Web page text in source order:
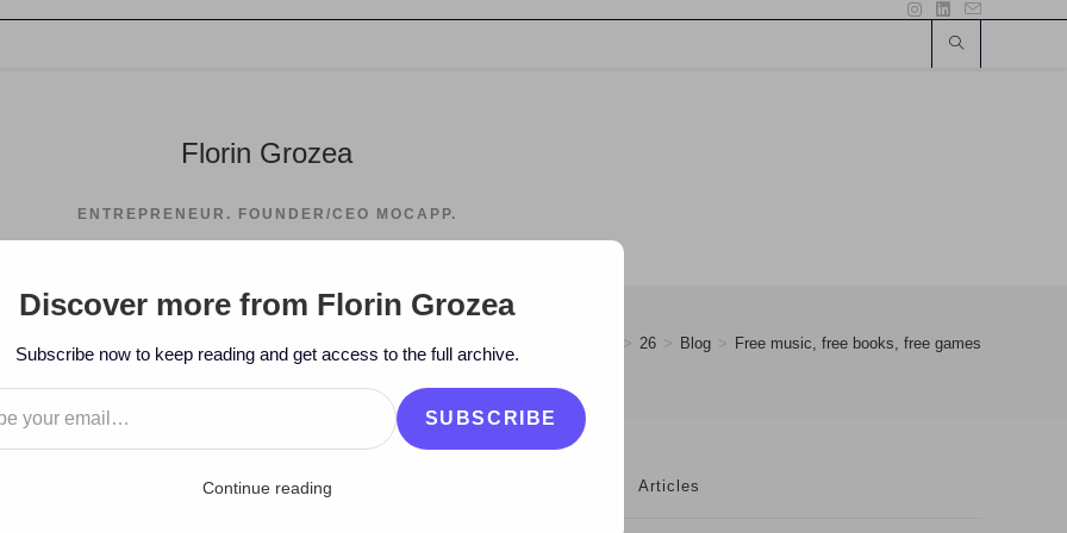
Florin Grozea
ENTREPRENEUR. FOUNDER/CEO MOCAPP.
> > 26 > Blog > Free music, free books, free games
free games Articles
Discover more from Florin Grozea
Subscribe now to keep reading and get access to the full archive.
SUBSCRIBE
Continue reading